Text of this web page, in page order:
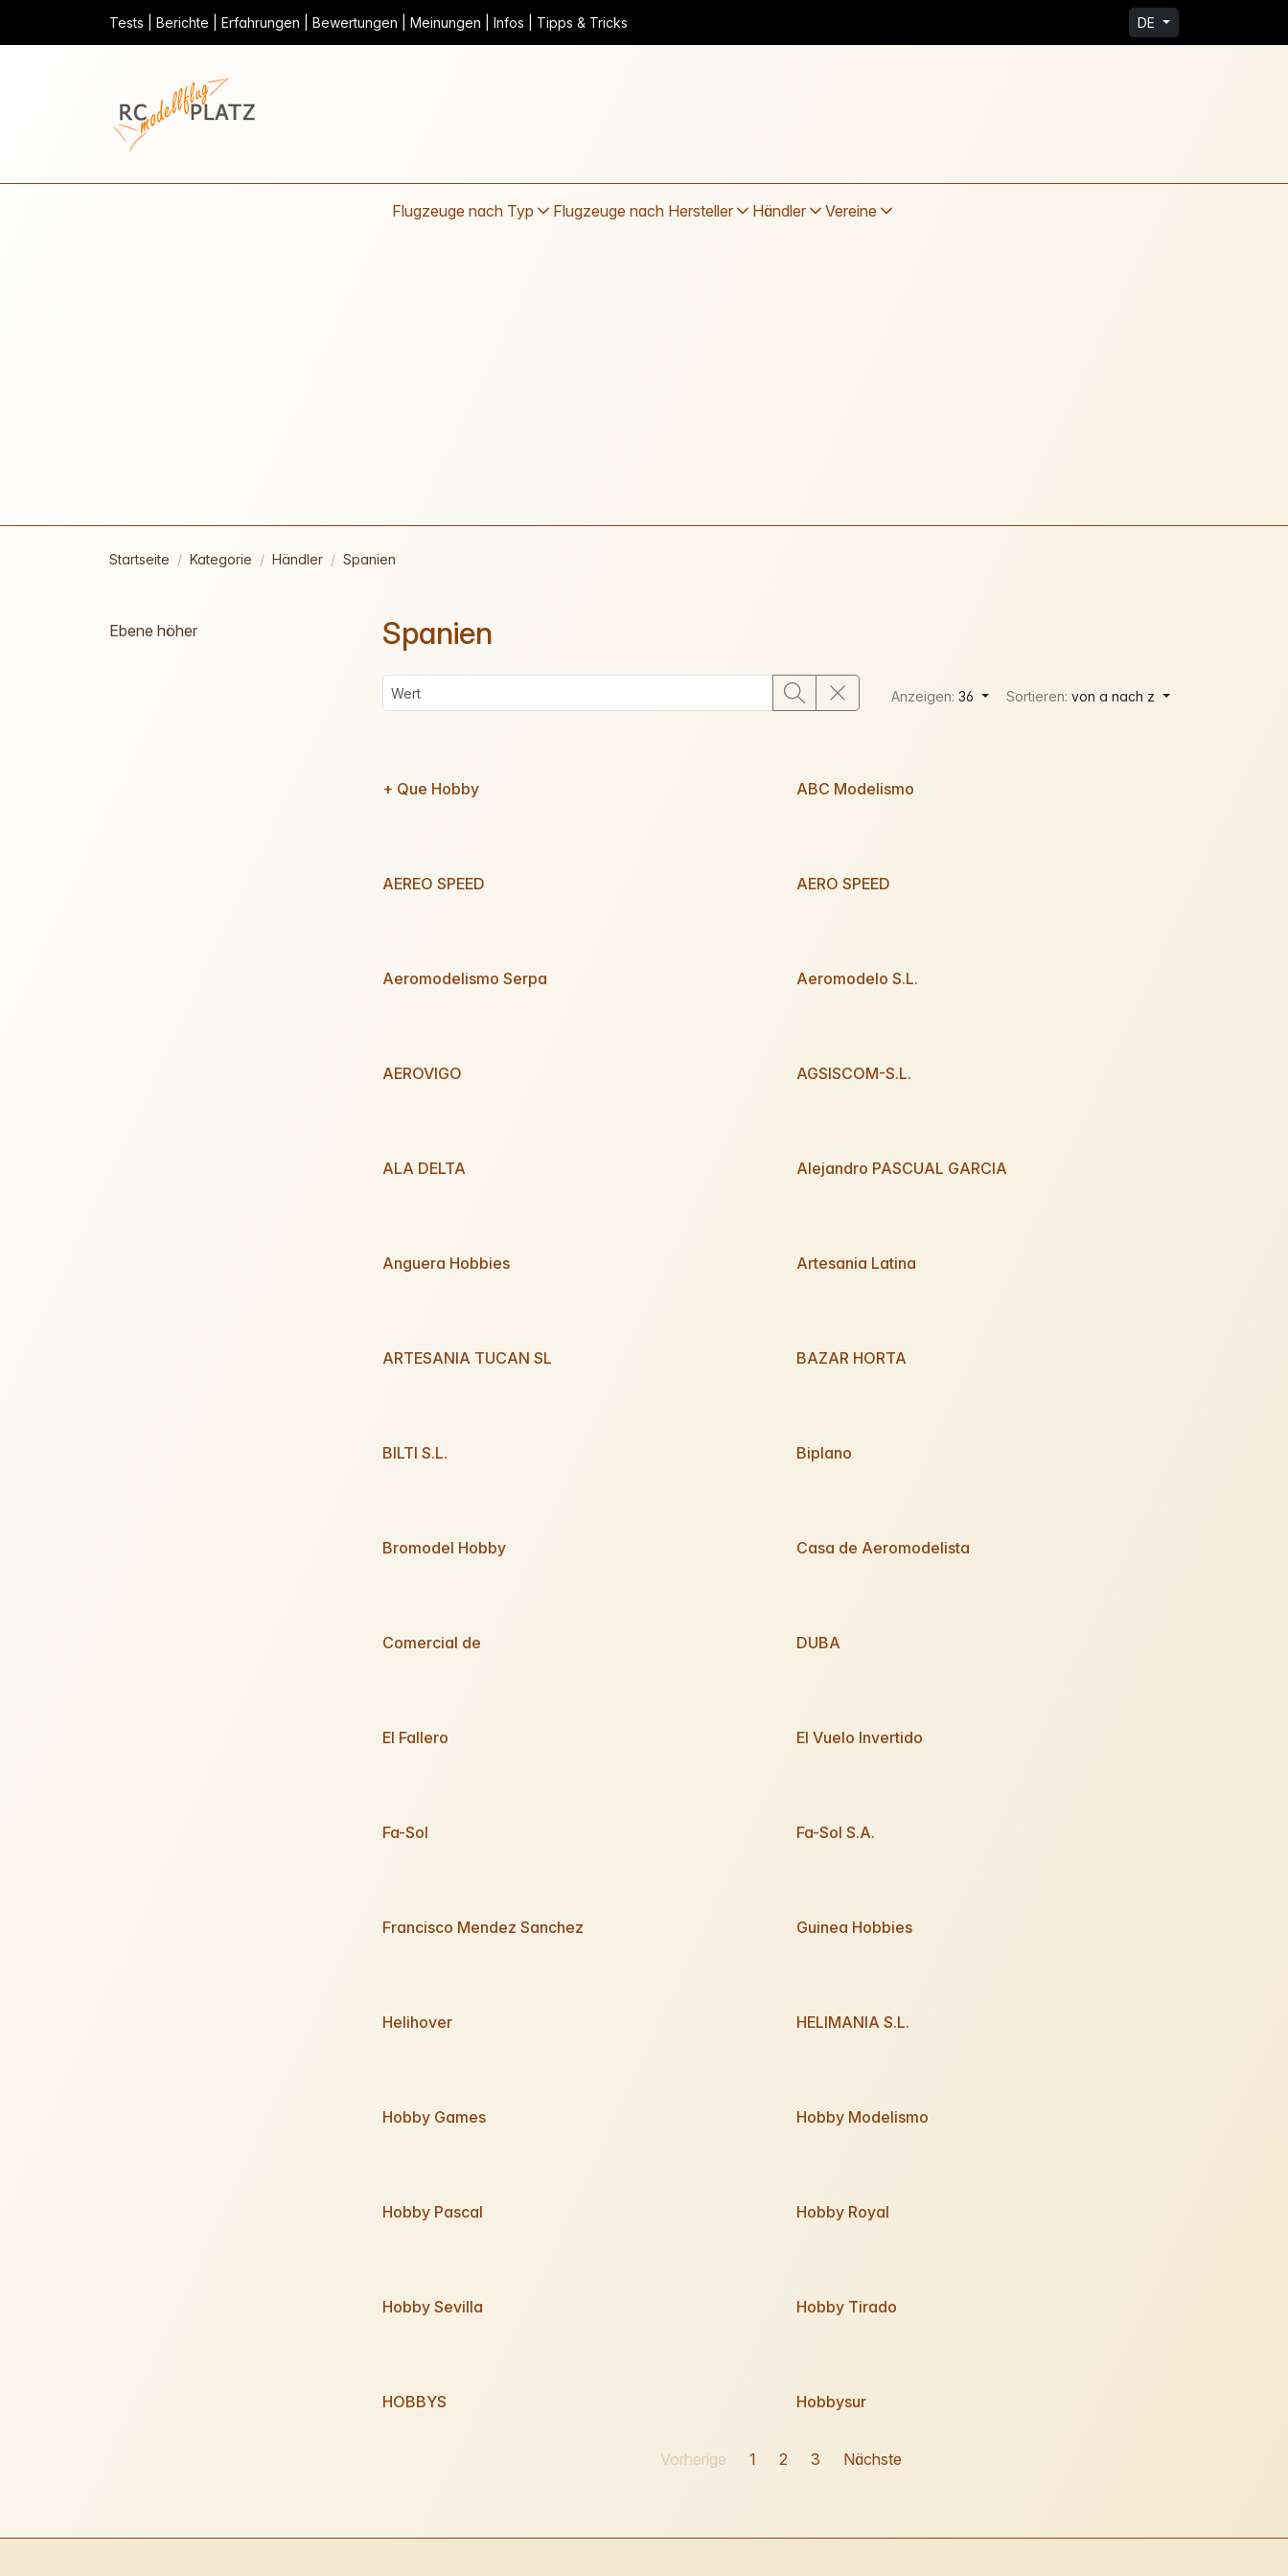
Tests | Berichte | Erfahrungen | Bewertungen | Meinungen | Infos | Tipps & Tricks DE
Flugzeuge nach Typ Flugzeuge nach Hersteller Händler Vereine
Startseite Kategorie Händler Spanien
Ebene höher Spanien
Anzeigen:36 Sortieren:von a nach z
+ Que Hobby ABC Modelismo
AEREO SPEED AERO SPEED
Aeromodelismo Serpa Aeromodelo S.L.
AEROVIGO AGSISCOM-S.L.
ALA DELTA Alejandro PASCUAL GARCIA
Anguera Hobbies Artesania Latina
ARTESANIA TUCAN SL BAZAR HORTA
BILTI S.L. Biplano
Bromodel Hobby Casa de Aeromodelista
Comercial de DUBA
El Fallero El Vuelo Invertido
Fa-Sol Fa-Sol S.A.
Francisco Mendez Sanchez Guinea Hobbies
Helihover HELIMANIA S.L.
Hobby Games Hobby Modelismo
Hobby Pascal Hobby Royal
Hobby Sevilla Hobby Tirado
HOBBYS Hobbysur
Vorherige 1 2 3 Nächste